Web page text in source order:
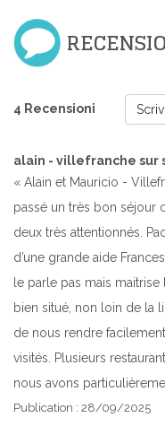
4 Recensioni
alain - villefranche sur
« Alain et Mauricio -
passé un très bon séjour
deux très attentionnés.
d’une grande aide
le parle pas mais maitrise
bien situé, non loin de la
de nous rendre
visités. Plusieurs
nous avons
Publication : 28/09/2025